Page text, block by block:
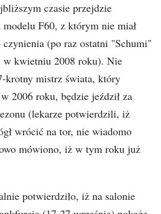
czasie przejdzie
F60, z którym nie miał
(po raz ostatni "Schumi"
w kwietniu 2008 roku). Nie
krotny mistrz świata, który
2006 roku, będzie jeździł za
(lekarze potwierdzili, iż
wrócić na tor, nie wiadomo
mówiono, iż w tym roku już
potwierdziło, iż na salonie